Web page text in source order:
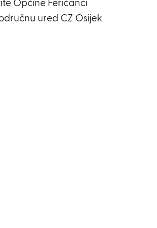
Općine Feričanci
ured CZ Osijek